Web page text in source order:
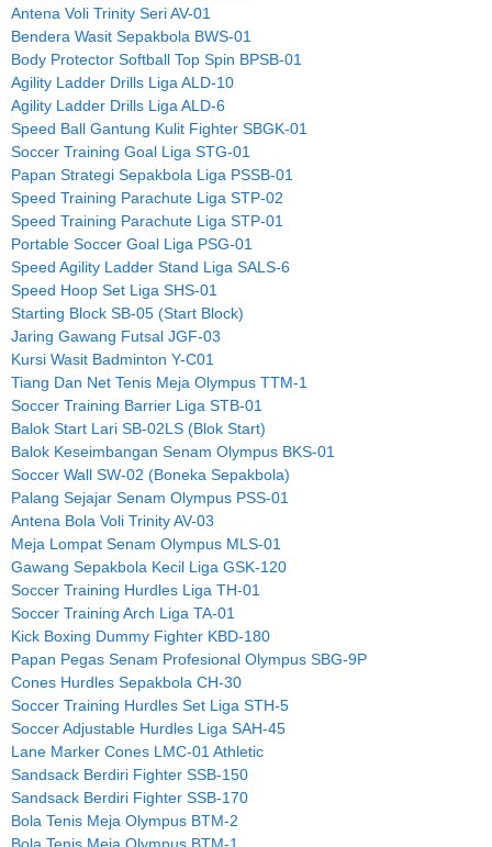
Antena Voli Trinity Seri AV-01
Bendera Wasit Sepakbola BWS-01
Body Protector Softball Top Spin BPSB-01
Agility Ladder Drills Liga ALD-10
Agility Ladder Drills Liga ALD-6
Speed Ball Gantung Kulit Fighter SBGK-01
Soccer Training Goal Liga STG-01
Papan Strategi Sepakbola Liga PSSB-01
Speed Training Parachute Liga STP-02
Speed Training Parachute Liga STP-01
Portable Soccer Goal Liga PSG-01
Speed Agility Ladder Stand Liga SALS-6
Speed Hoop Set Liga SHS-01
Starting Block SB-05 (Start Block)
Jaring Gawang Futsal JGF-03
Kursi Wasit Badminton Y-C01
Tiang Dan Net Tenis Meja Olympus TTM-1
Soccer Training Barrier Liga STB-01
Balok Start Lari SB-02LS (Blok Start)
Balok Keseimbangan Senam Olympus BKS-01
Soccer Wall SW-02 (Boneka Sepakbola)
Palang Sejajar Senam Olympus PSS-01
Antena Bola Voli Trinity AV-03
Meja Lompat Senam Olympus MLS-01
Gawang Sepakbola Kecil Liga GSK-120
Soccer Training Hurdles Liga TH-01
Soccer Training Arch Liga TA-01
Kick Boxing Dummy Fighter KBD-180
Papan Pegas Senam Profesional Olympus SBG-9P
Cones Hurdles Sepakbola CH-30
Soccer Training Hurdles Set Liga STH-5
Soccer Adjustable Hurdles Liga SAH-45
Lane Marker Cones LMC-01 Athletic
Sandsack Berdiri Fighter SSB-150
Sandsack Berdiri Fighter SSB-170
Bola Tenis Meja Olympus BTM-2
Bola Tenis Meja Olympus BTM-1